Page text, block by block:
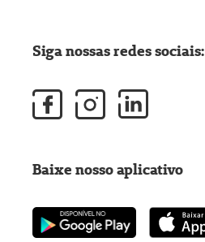
Siga nossas redes sociais:
Baixe nosso aplicativo